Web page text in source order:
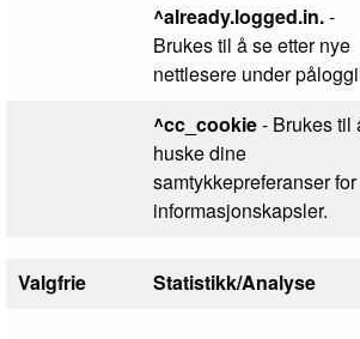
^already.logged.in.-
Brukes til å se etter nye
nettlesere under
^cc_cookie- Brukes til
huske dine
samtykkepreferanser for
informasjonskapsler.
Valgfrie Statistikk/Analyse